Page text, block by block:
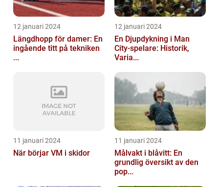
12 januari 2024
Längdhopp för damer: En
ingående titt på tekniken
...
12 januari 2024
En Djupdykning i Man
City-spelare: Historik,
Varia...
11 januari 2024
När börjar VM i skidor
11 januari 2024
Målvakt i blåvitt: En
grundlig översikt av den
pop...